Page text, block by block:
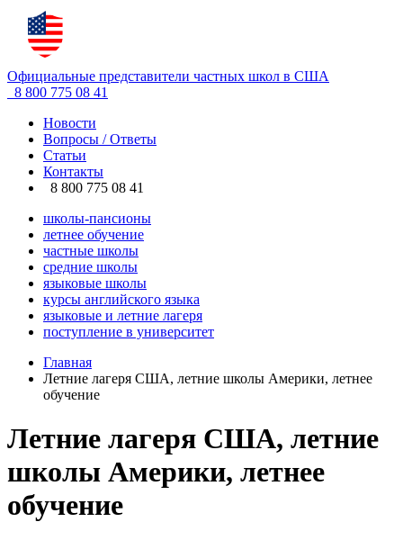
Официальные представители частных школ в США
8 800 775 08 41
Новости
Вопросы / Ответы
Статьи
Контакты
8 800 775 08 41
школы-пансионы
летнее обучение
частные школы
средние школы
языковые школы
курсы английского языка
языковые и летние лагеря
поступление в университет
Главная
Летние лагеря США, летние школы Америки, летнее
обучение
Летние лагеря США, летние
школы Америки, летнее
обучение